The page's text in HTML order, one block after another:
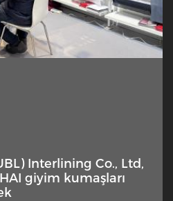
Interlining Co., Ltd,
giyim kumaşları